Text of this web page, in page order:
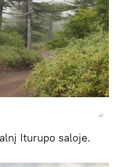
Iturupo saloje.